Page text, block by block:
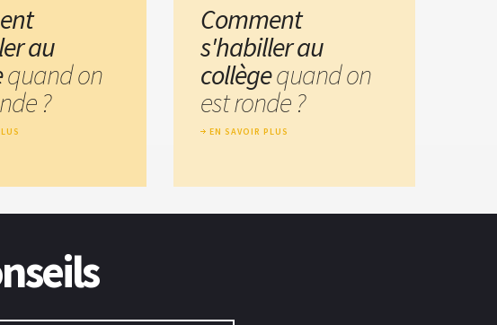
au
quand on
?
Comment
s'habiller au
collègequand on
est ronde ?
EN SAVOIR PLUS